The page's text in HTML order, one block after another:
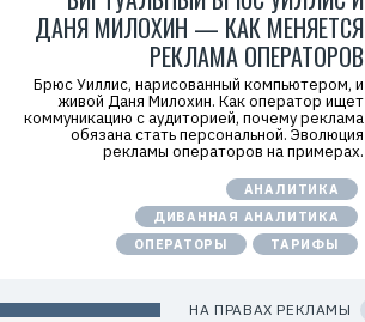
ДАНЯ МИЛОХИН — КАК МЕНЯЕТСЯ
РЕКЛАМА ОПЕРАТОРОВ
Брюс Уиллис, нарисованный компьютером, и
живой Даня Милохин. Как оператор ищет
коммуникацию с аудиторией, почему реклама
обязана стать персональной. Эволюция
рекламы операторов на примерах.
АНАЛИТИКА
ДИВАННАЯ АНАЛИТИКА
ОПЕРАТОРЫ
ТАРИФЫ
НА ПРАВАХ РЕКЛАМЫ